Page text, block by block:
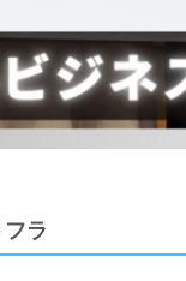
ラ